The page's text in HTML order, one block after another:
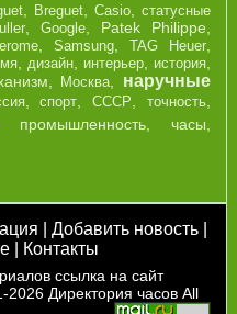
, Breguet, Casio, cтатусные
, Google, Patek Philippe,
, Samsung, TAG Heuer,
,дизайн, интерьер, история,
, Москва, наручные
,спорт, СССР, точность,
промышленность, часы,
|Добавить новость
Контакты
ссылка на сайт
2026 Директория часов All